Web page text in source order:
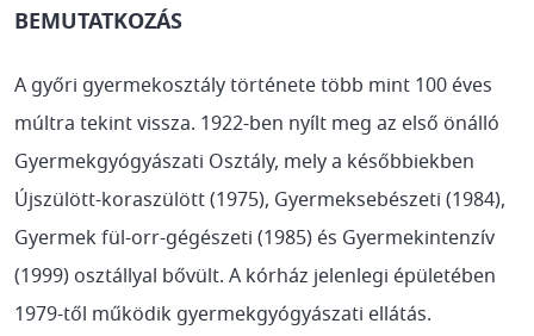
BEMUTATKOZÁS
A győri gyermekosztály története több mint 100 éves
múltra tekint vissza. 1922-ben nyílt meg az első önálló
Gyermekgyógyászati Osztály, mely a későbbiekben
Újszülött-koraszülött (1975), Gyermeksebészeti (1984),
Gyermek fül-orr-gégészeti (1985) és Gyermekintenzív
(1999) osztállyal bővült. A kórház jelenlegi épületében
1979-től működik gyermekgyógyászati ellátás.